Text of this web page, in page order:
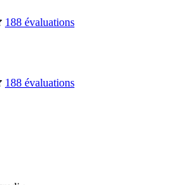
188 évaluations
188 évaluations